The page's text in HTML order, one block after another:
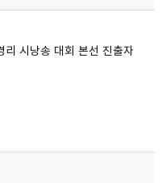
시낭송 대회 본선 진출자